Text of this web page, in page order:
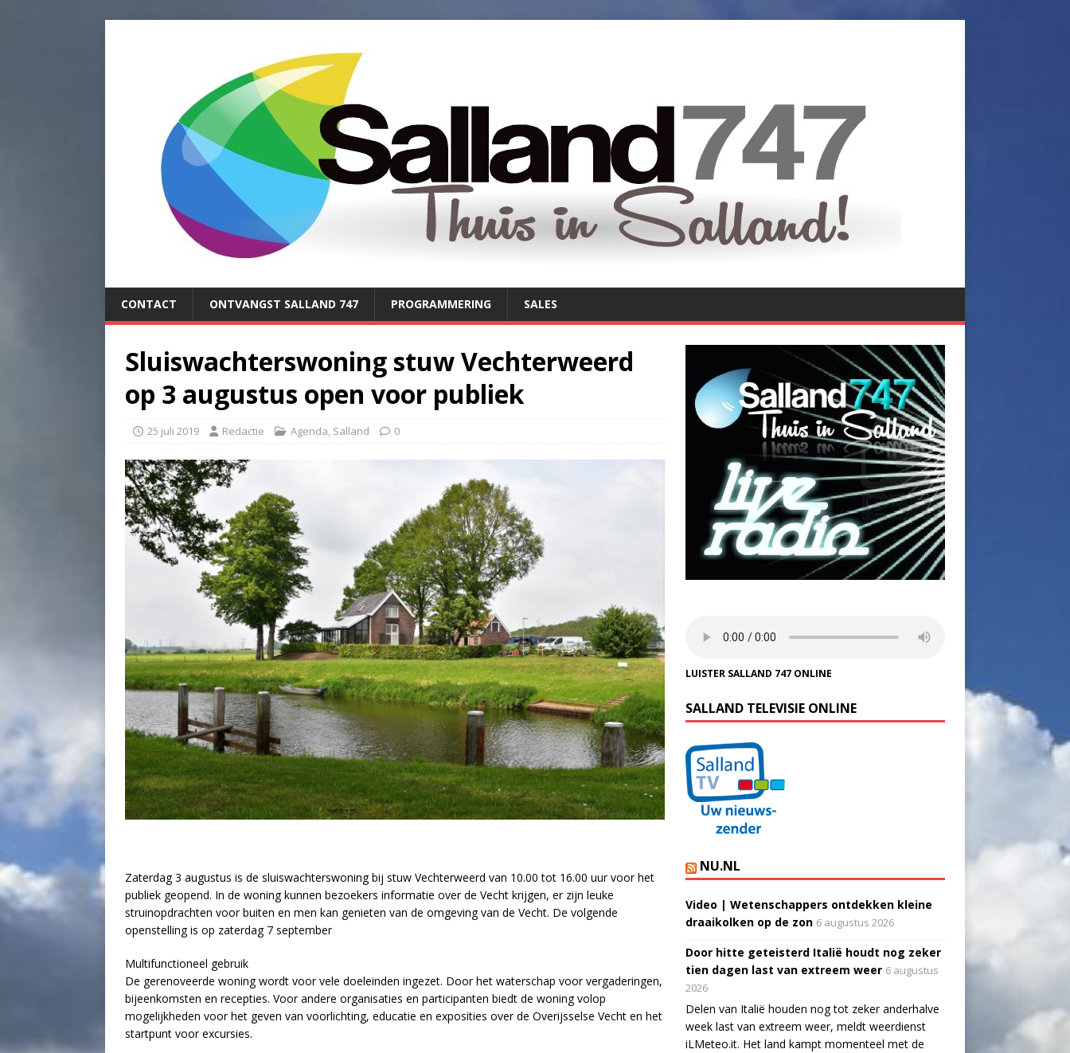
CONTACT ONTVANGST SALLAND 747 PROGRAMMERING SALES
Sluiswachterswoning stuw Vechterweerd
op 3 augustus open voor publiek
25 juli 2019 Redactie Agenda, Salland 0
Zaterdag 3 augustus is de sluiswachterswoning bij stuw Vechterweerd van 10.00 tot 16.00 uur voor het
publiek geopend. In de woning kunnen bezoekers informatie over de Vecht krijgen, er zijn leuke
struinopdrachten voor buiten en men kan genieten van de omgeving van de Vecht. De volgende
openstelling is op zaterdag 7 september
Multifunctioneel gebruik
De gerenoveerde woning wordt voor vele doeleinden ingezet. Door het waterschap voor vergaderingen,
bijeenkomsten en recepties. Voor andere organisaties en participanten biedt de woning volop
mogelijkheden voor het geven van voorlichting, educatie en exposities over de Overijsselse Vecht en het
startpunt voor excursies.
LUISTER SALLAND 747 ONLINE
SALLAND TELEVISIE ONLINE
NU.NL
Video | Wetenschappers ontdekken kleine
draaikolken op de zon 6 augustus 2026
Door hitte geteisterd Italië houdt nog zeker
tien dagen last van extreem weer 6 augustus
2026
Delen van Italië houden nog tot zeker anderhalve
week last van extreem weer, meldt weerdienst
iLMeteo.it. Het land kampt momenteel met de